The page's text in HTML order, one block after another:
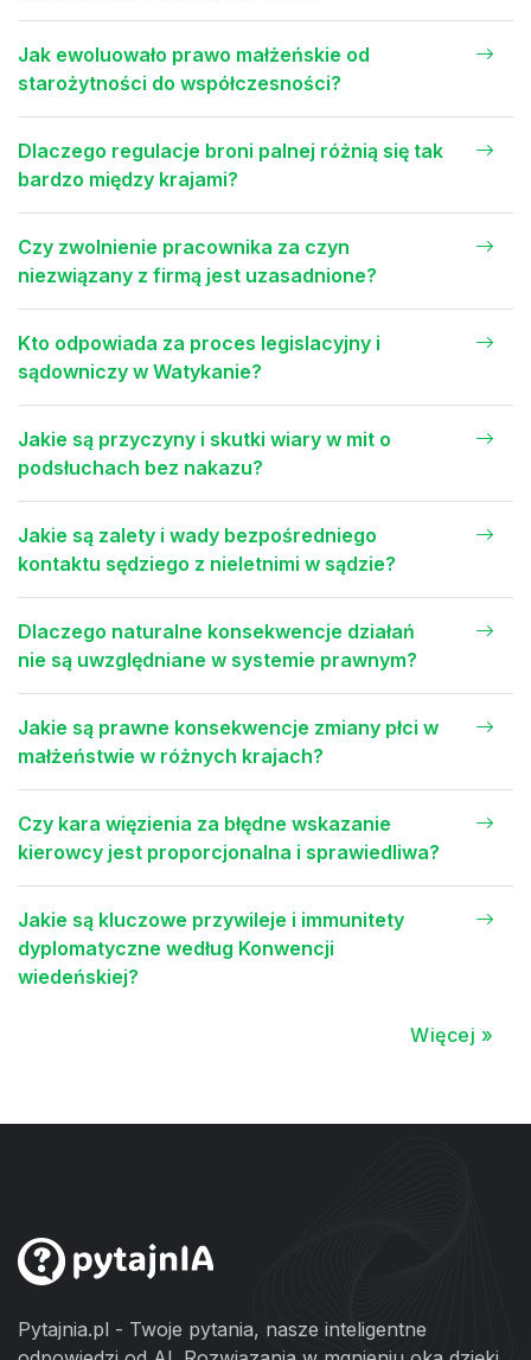
Jak ewoluowało prawo małżeńskie od
starożytności do współczesności?
Dlaczego regulacje broni palnej różnią się tak
bardzo między krajami?
Czy zwolnienie pracownika za czyn
niezwiązany z firmą jest uzasadnione?
Kto odpowiada za proces legislacyjny i
sądowniczy w Watykanie?
Jakie są przyczyny i skutki wiary w mit o
podsłuchach bez nakazu?
Jakie są zalety i wady bezpośredniego
kontaktu sędziego z nieletnimi w sądzie?
Dlaczego naturalne konsekwencje działań
nie są uwzględniane w systemie prawnym?
Jakie są prawne konsekwencje zmiany płci w
małżeństwie w różnych krajach?
Czy kara więzienia za błędne wskazanie
kierowcy jest proporcjonalna i sprawiedliwa?
Jakie są kluczowe przywileje i immunitety
dyplomatyczne według Konwencji
wiedeńskiej?
Więcej »
Pytajnia.pl - Twoje pytania, nasze inteligentne